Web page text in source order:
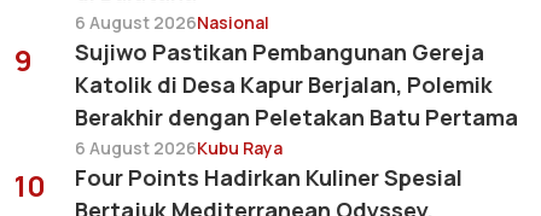
6 August 2026Nasional
9
Sujiwo Pastikan Pembangunan Gereja
Katolik di Desa Kapur Berjalan, Polemik
Berakhir dengan Peletakan Batu Pertama
6 August 2026Kubu Raya
10
Four Points Hadirkan Kuliner Spesial
Bertajuk Mediterranean Odyssey,